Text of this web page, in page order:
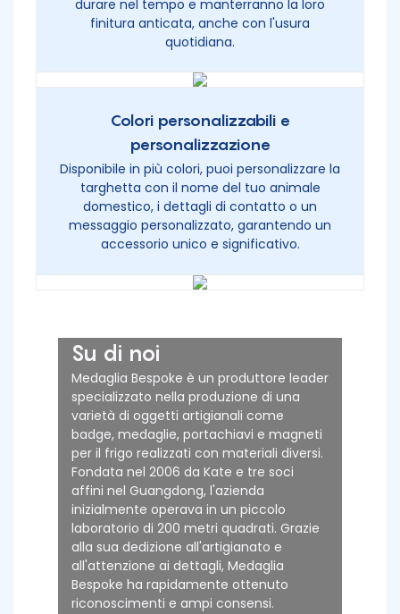
durare nel tempo e manterranno la loro
finitura anticata, anche con l'usura
quotidiana.
Colori personalizzabili e
personalizzazione
Disponibile in più colori, puoi personalizzare la
targhetta con il nome del tuo animale
domestico, i dettagli di contatto o un
messaggio personalizzato, garantendo un
accessorio unico e significativo.
Su di noi
Medaglia Bespoke è un produttore leader
specializzato nella produzione di una
varietà di oggetti artigianali come
badge, medaglie, portachiavi e magneti
per il frigo realizzati con materiali diversi.
Fondata nel 2006 da Kate e tre soci
affini nel Guangdong, l'azienda
inizialmente operava in un piccolo
laboratorio di 200 metri quadrati. Grazie
alla sua dedizione all'artigianato e
all'attenzione ai dettagli, Medaglia
Bespoke ha rapidamente ottenuto
riconoscimenti e ampi consensi.